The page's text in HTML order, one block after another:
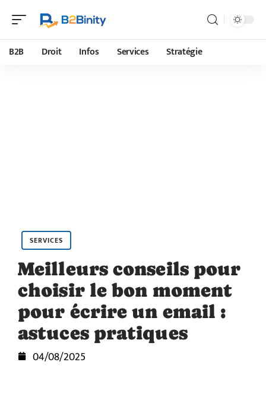
B2B Droit Infos Services Stratégie
SERVICES
Meilleurs conseils pour
choisir le bon moment
pour écrire un email :
astuces pratiques
04/08/2025